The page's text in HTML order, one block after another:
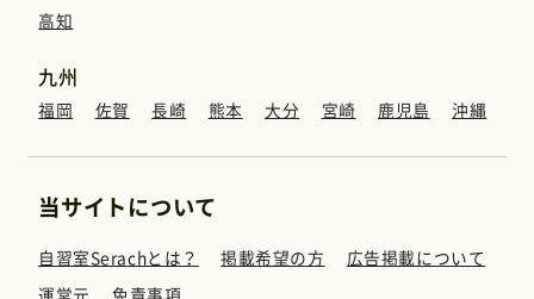
高知
九州
福岡 佐賀 長崎 熊本 大分 宮崎 鹿児島 沖縄
当サイトについて
自習室Serachとは？ 掲載希望の方
広告掲載について